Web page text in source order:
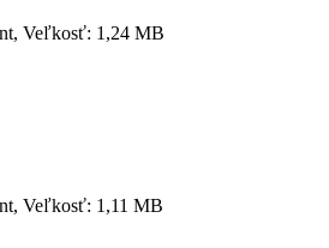
Veľkosť: 1,24 MB
Veľkosť: 1,11 MB